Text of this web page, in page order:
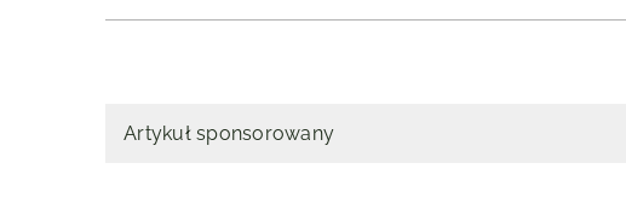
Artykuł sponsorowany